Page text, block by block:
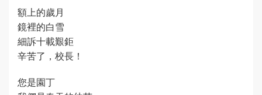
額上的歲月
鏡裡的白雪
細訴十載艱鉅
辛苦了，校長！
您是園丁